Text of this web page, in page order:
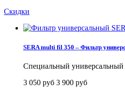
Скидки
SERA multi fil 350 – Фильтр
Специальный универсальный
3 050 руб 3 900 руб